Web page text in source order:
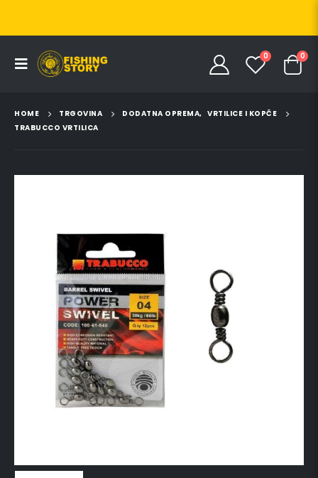
0 0
HOME TRGOVINA DODATNA OPREMA, VRTILICE I KOPČE
TRABUCCO VRTILICA